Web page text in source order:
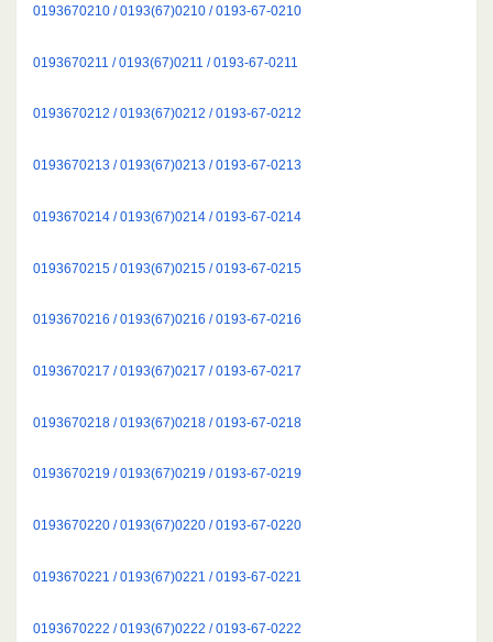
0193670210 / 0193(67)0210 / 0193-67-0210
0193670211 / 0193(67)0211 / 0193-67-0211
0193670212 / 0193(67)0212 / 0193-67-0212
0193670213 / 0193(67)0213 / 0193-67-0213
0193670214 / 0193(67)0214 / 0193-67-0214
0193670215 / 0193(67)0215 / 0193-67-0215
0193670216 / 0193(67)0216 / 0193-67-0216
0193670217 / 0193(67)0217 / 0193-67-0217
0193670218 / 0193(67)0218 / 0193-67-0218
0193670219 / 0193(67)0219 / 0193-67-0219
0193670220 / 0193(67)0220 / 0193-67-0220
0193670221 / 0193(67)0221 / 0193-67-0221
0193670222 / 0193(67)0222 / 0193-67-0222